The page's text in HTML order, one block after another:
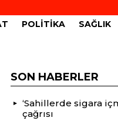
POLITIKA SAĞLIK
SON HABERLER
‘Sahillerde sigara
çağrısı